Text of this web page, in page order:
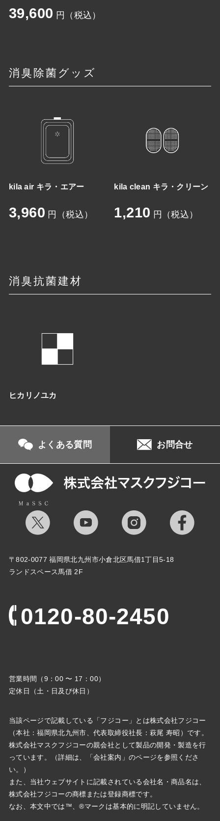
39,600 円（税込）
消臭除菌グッズ
kila air キラ・エアー
3,960 円（税込）
kila clean キラ・クリーン
1,210 円（税込）
消臭抗菌建材
ヒカリノユカ
よくある質問 お問合せ
〒802-0077 福岡県北九州市小倉北区馬借1丁目5-18
ランドスペース馬借 2F
営業時間（9：00 〜 17：00）
定休日（土・日及び休日）
0120-80-2450
当該ページで記載している「フジコー」とは株式会社フジコー
（本社：福岡県北九州市、代表取締役社⻑：萩尾 寿昭）です。
株式会社マスクフジコーの親会社として製品の開発・製造を行
っています。（詳細は、「会社案内」のページを参照くださ
い。）
また、当社ウェブサイトに記載されている会社名・商品名は、
株式会社フジコーの商標または登録商標です。
なお、本文中では™、®マークは基本的に明記していません。